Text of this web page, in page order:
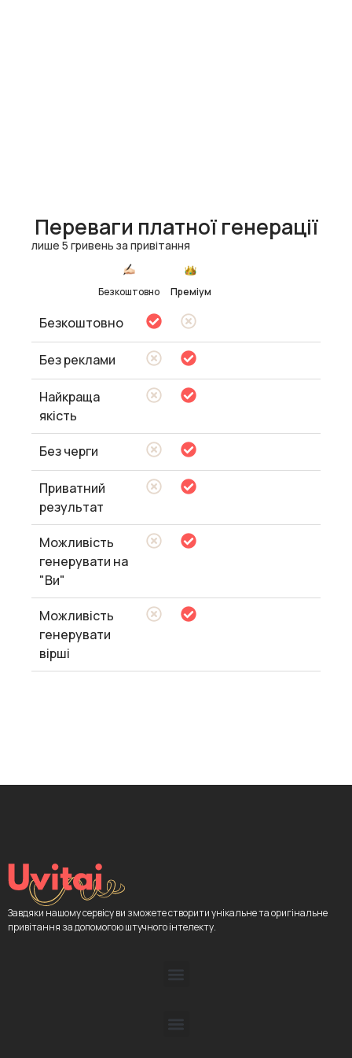
Переваги платної генерації
лише 5 гривень за привітання
Безкоштовно Преміум
Безкоштовно
Без реклами
Найкраща
якість
Без черги
Приватний
результат
Можливість
генерувати на
"Ви"
Можливість
генерувати
вірші
Завдяки нашому сервісу ви зможете створити унікальне та оригінальне
привітання за допомогою штучного інтелекту.